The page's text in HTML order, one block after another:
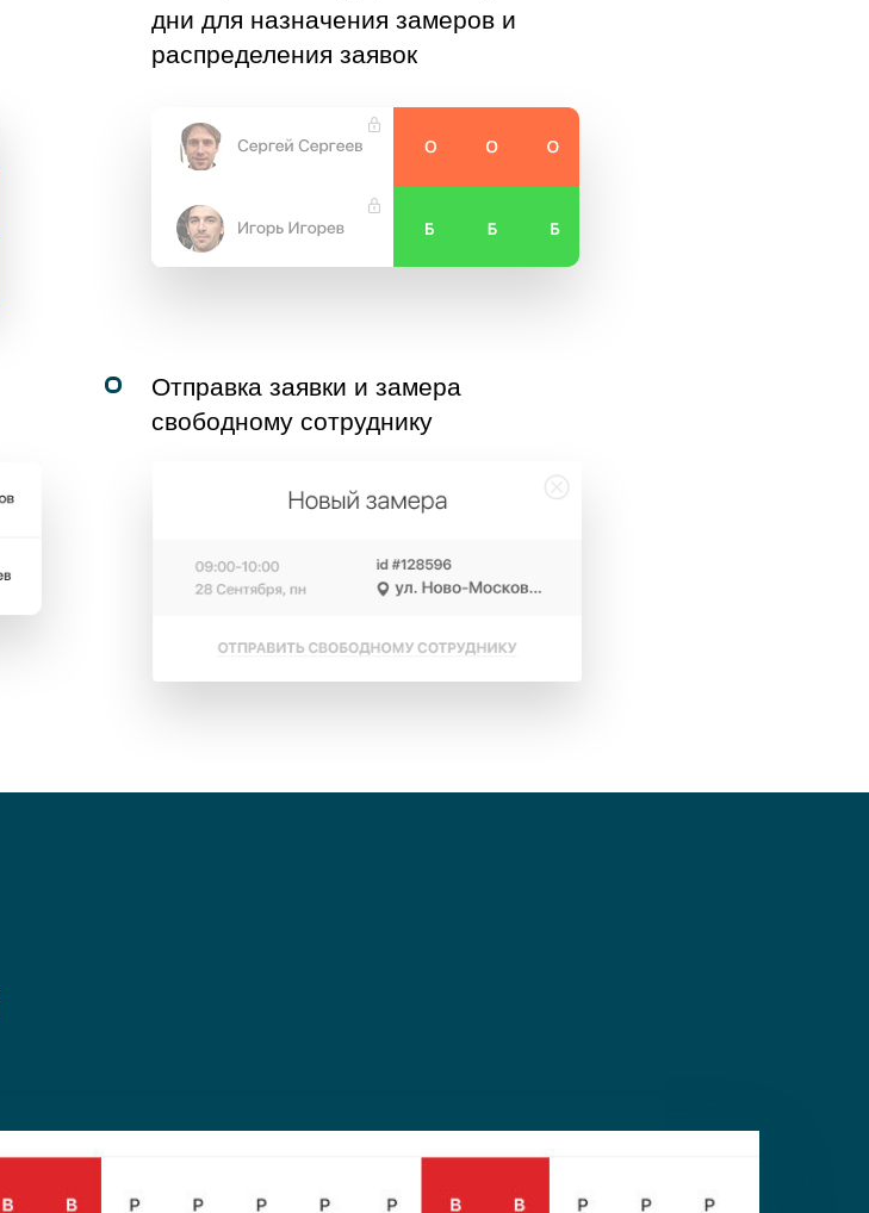
дни для назначения замеров и
распределения заявок
Отправка заявки и замера
свободному сотруднику